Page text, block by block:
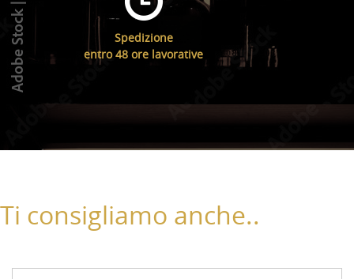
Spedizione
entro 48 ore lavorative
Ti consigliamo anche..